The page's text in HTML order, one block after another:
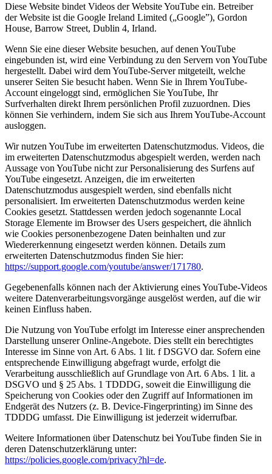
Diese Website bindet Videos der Website YouTube ein. Betreiber
der Website ist die Google Ireland Limited („Google”), Gordon
House, Barrow Street, Dublin 4, Irland.
Wenn Sie eine dieser Website besuchen, auf denen YouTube
eingebunden ist, wird eine Verbindung zu den Servern von YouTube
hergestellt. Dabei wird dem YouTube-Server mitgeteilt, welche
unserer Seiten Sie besucht haben. Wenn Sie in Ihrem YouTube-
Account eingeloggt sind, ermöglichen Sie YouTube, Ihr
Surfverhalten direkt Ihrem persönlichen Profil zuzuordnen. Dies
können Sie verhindern, indem Sie sich aus Ihrem YouTube-Account
ausloggen.
Wir nutzen YouTube im erweiterten Datenschutzmodus. Videos, die
im erweiterten Datenschutzmodus abgespielt werden, werden nach
Aussage von YouTube nicht zur Personalisierung des Surfens auf
YouTube eingesetzt. Anzeigen, die im erweiterten
Datenschutzmodus ausgespielt werden, sind ebenfalls nicht
personalisiert. Im erweiterten Datenschutzmodus werden keine
Cookies gesetzt. Stattdessen werden jedoch sogenannte Local
Storage Elemente im Browser des Users gespeichert, die ähnlich
wie Cookies personenbezogene Daten beinhalten und zur
Wiedererkennung eingesetzt werden können. Details zum
erweiterten Datenschutzmodus finden Sie hier:
https://support.google.com/youtube/answer/171780.
Gegebenenfalls können nach der Aktivierung eines YouTube-Videos
weitere Datenverarbeitungsvorgänge ausgelöst werden, auf die wir
keinen Einfluss haben.
Die Nutzung von YouTube erfolgt im Interesse einer ansprechenden
Darstellung unserer Online-Angebote. Dies stellt ein berechtigtes
Interesse im Sinne von Art. 6 Abs. 1 lit. f DSGVO dar. Sofern eine
entsprechende Einwilligung abgefragt wurde, erfolgt die
Verarbeitung ausschließlich auf Grundlage von Art. 6 Abs. 1 lit. a
DSGVO und § 25 Abs. 1 TDDDG, soweit die Einwilligung die
Speicherung von Cookies oder den Zugriff auf Informationen im
Endgerät des Nutzers (z. B. Device-Fingerprinting) im Sinne des
TDDDG umfasst. Die Einwilligung ist jederzeit widerrufbar.
Weitere Informationen über Datenschutz bei YouTube finden Sie in
deren Datenschutzerklärung unter:
https://policies.google.com/privacy?hl=de.